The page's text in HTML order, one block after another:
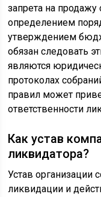
запрета на
определением
утверждением
обязан следовать
являются
протоколах
правил может
ответственности
Как устав
ликвидатора?
Устав организации
ликвидации и